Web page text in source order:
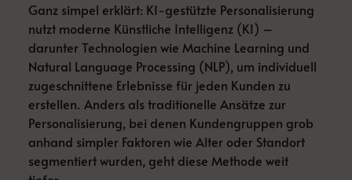
Ganz simpel erklärt: KI-gestützte Personalisierung
nutzt moderne Künstliche Intelligenz (KI) –
darunter Technologien wie Machine Learning und
Natural Language Processing (NLP), um individuell
zugeschnittene Erlebnisse für jeden Kunden zu
erstellen. Anders als traditionelle Ansätze zur
Personalisierung, bei denen Kundengruppen grob
anhand simpler Faktoren wie Alter oder Standort
segmentiert wurden, geht diese Methode weit